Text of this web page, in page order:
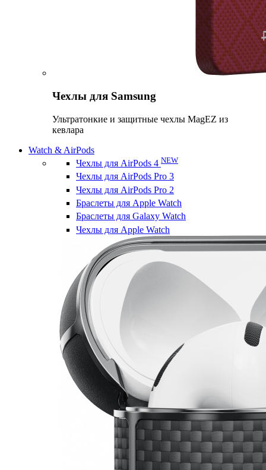
Чехлы для Samsung
Ультратонкие и защитные чехлы MagEZ из
кевлара
Watch & AirPods
Чехлы для AirPods 4 NEW
Чехлы для AirPods Pro 3
Чехлы для AirPods Pro 2
Браслеты для Apple Watch
Браслеты для Galaxy Watch
Чехлы для Apple Watch